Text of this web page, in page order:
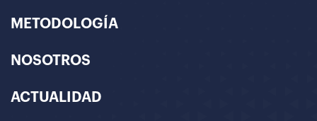
METODOLOGÍA
NOSOTROS
ACTUALIDAD